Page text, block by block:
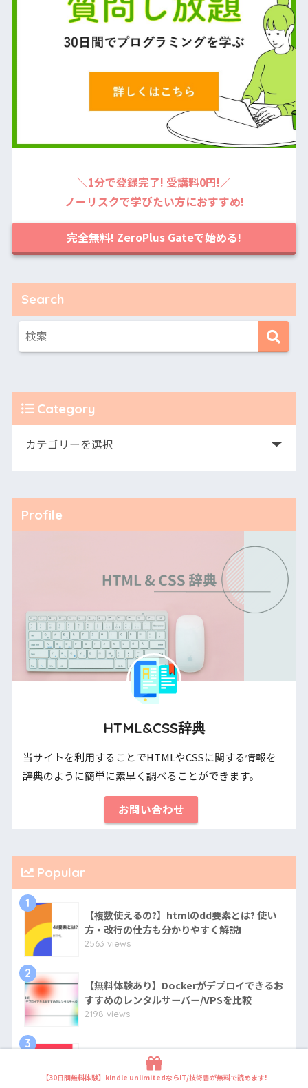
＼1分で登録完了! 受講料0円!／
ノーリスクで学びたい方におすすめ!
完全無料! ZeroPlus Gateで始める!
Search
Category
Profile
HTML&CSS辞典
当サイトを利用することでHTMLやCSSに関する情報を
辞典のように簡単に素早く調べることができます。
お問い合わせ
Popular
1
【複数使えるの?】htmlのdd要素とは? 使い
方・改行の仕方も分かりやすく解説!
2563 views
2
【無料体験あり】Dockerがデプロイできるお
すすめのレンタルサーバー/VPSを比較
2198 views
3
【必要?】htmlのnav要素とは? 使い方・複数
使用する時の注意点も分かりやすく解説!
2010 views
【30日間無料体験】kindle unlimitedならIT/技術書が無料で読めます!